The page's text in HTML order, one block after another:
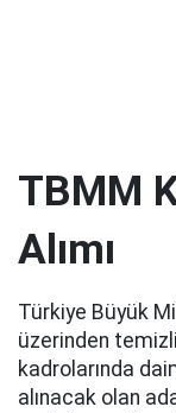
TBMM
Alımı
Türkiye Büyük
üzerinden
kadrolarında
alınacak olan